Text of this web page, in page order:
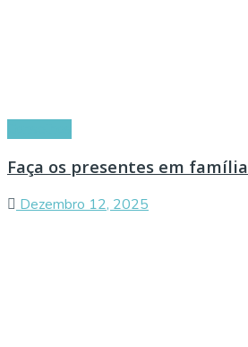
Faça os presentes em família
Dezembro 12, 2025